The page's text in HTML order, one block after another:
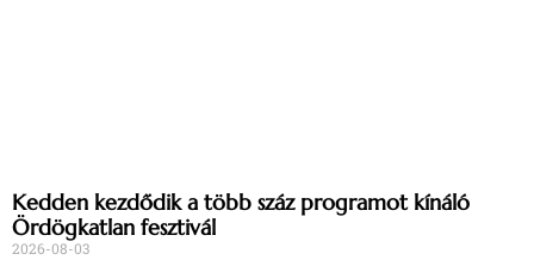
Kedden kezdődik a több száz programot kínáló
Ördögkatlan fesztivál
2026-08-03